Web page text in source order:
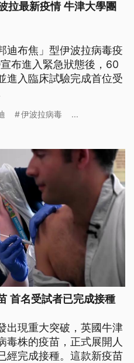
拉最新疫情 牛津大學團
迪布焦」型伊波拉病毒疫
布進入緊急狀態後，60
進入臨床試驗完成首位受
伊波拉病毒 ...
首名受試者已完成接種
出現重大突破，英國牛津
毒株的疫苗，正式展開人
經完成接種。這款新疫苗